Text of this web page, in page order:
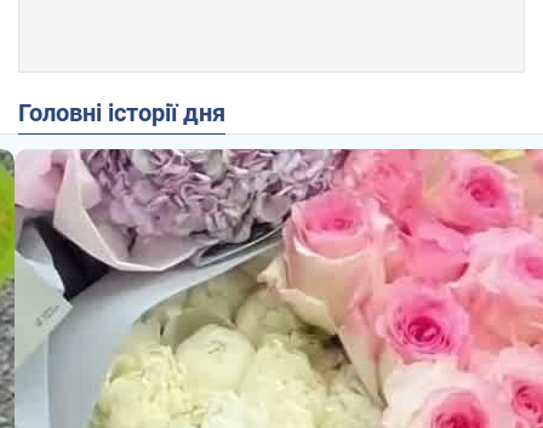
Головні історії дня